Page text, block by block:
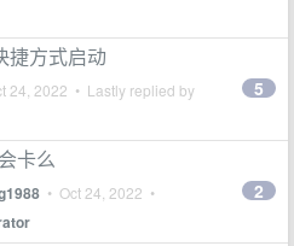
捷方式启动
24, 2022 • Lastly replied by 5
卡么
• Oct 24, 2022 •
2